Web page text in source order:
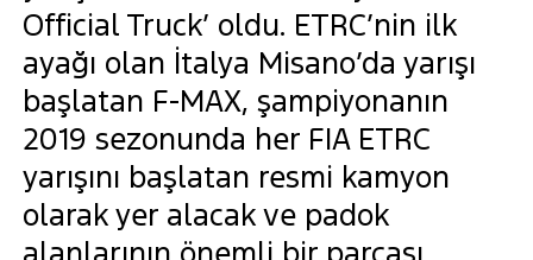
Official Truck’ oldu. ETRC’nin ilk
ayağı olan İtalya Misano’da yarışı
başlatan F-MAX, şampiyonanın
2019 sezonunda her FIA ETRC
yarışını başlatan resmi kamyon
olarak yer alacak ve padok